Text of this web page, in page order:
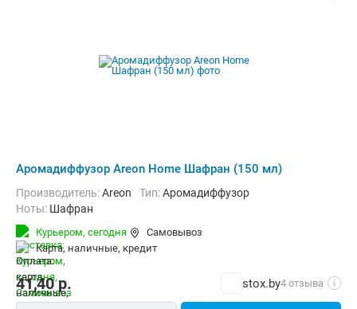
Аромадиффузор Areon Home Шафран (150 мл)
Производитель:Areon Тип:Аромадиффузор
Ноты: Шафран
Курьером, сегодня
Самовывоз
карта, наличные, кредит
41,40р. stox.by4 отзыва i